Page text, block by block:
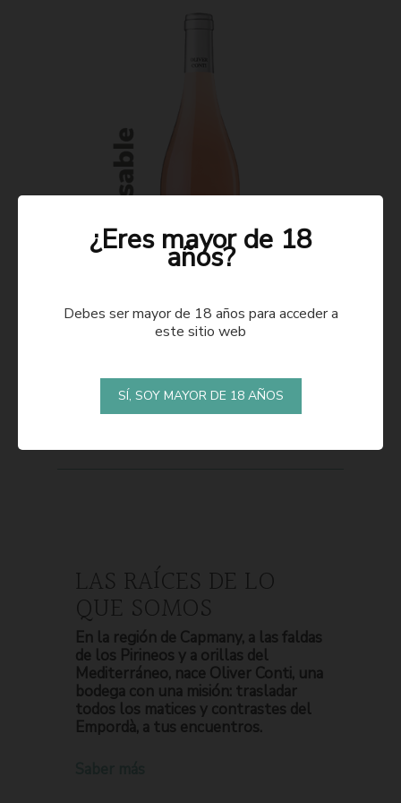
LAS RAÍCES DE LO
QUE SOMOS
En la región de Capmany, a las faldas
de los Pirineos y a orillas del
Mediterráneo, nace Oliver Conti, una
bodega con una misión: trasladar
todos los matices y contrastes del
Empordà, a tus encuentros.
¿Eres mayor de 18
años?
Debes ser mayor de 18 años para acceder a
este sitio web
SÍ, SOY MAYOR DE 18 AÑOS